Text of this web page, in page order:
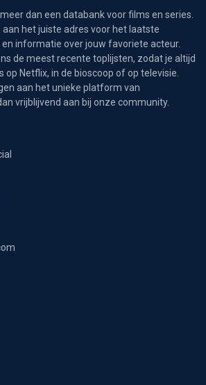
dan een databank voor films en series.
het juiste adres voor het laatste
informatie over jouw favoriete acteur.
de meest recente toplijsten, zodat je altijd
op Netflix, in de bioscoop of op televisie.
aan het unieke platform van
vrijblijvend aan bij onze community.